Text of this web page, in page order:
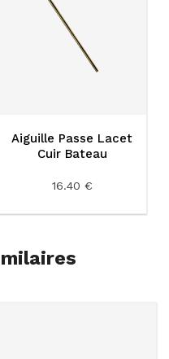
Aiguille Passe Lacet
Cuir Bateau
16.40 €